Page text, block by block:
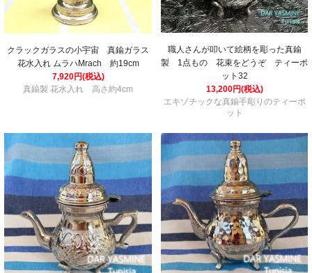
クラックガラスの小宇宙 真鍮ガラス
花水入れ ムラハMrach 約19cm
7,920円(税込)
真鍮製 花水入れ 高さ約4cm
職人さんが叩いて絵柄を彫った真鍮
製 1点もの 花束をどうぞ ティーポ
ット32
13,200円(税込)
エキゾチックな真鍮手彫りのティーポ
ット